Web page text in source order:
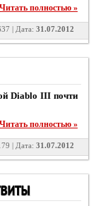
Читать полностью »
| Дата: 31.07.2012
Diablo III почти
Читать полностью »
| Дата: 31.07.2012